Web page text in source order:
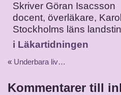
Skriver Göran Isacsson
docent, överläkare,
Stockholms läns
i Läkartidningen
« Underbara liv…
Kommentarer till